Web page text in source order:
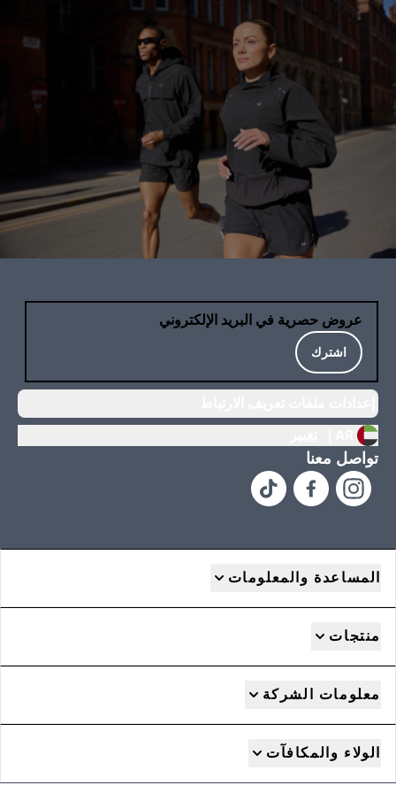
عروض حصرية في البريد الإلكتروني
اشترك
تواصل معنا
المساعدة والمعلومات
منتجات
معلومات الشركة
الولاء والمكافآت